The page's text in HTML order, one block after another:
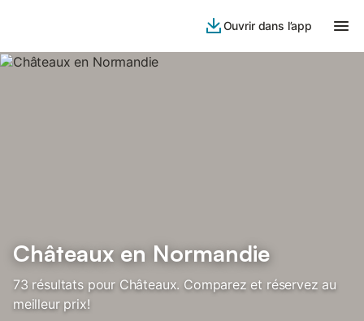
Ouvrir dans l’app
Châteaux en Normandie
73 résultats pour Châteaux. Comparez et réservez au
meilleur prix!